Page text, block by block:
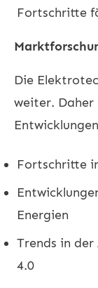
Fortschritte
Die
weiter. Daher
Fortschritte
Energien
Trends in
4.0